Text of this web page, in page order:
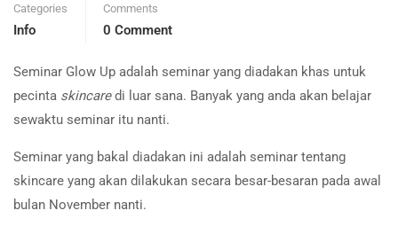
Categories
Info
Comments
0 Comment
Seminar Glow Up adalah seminar yang diadakan khas untuk
pecinta skincaredi luar sana. Banyak yang anda akan belajar
sewaktu seminar itu nanti.
Seminar yang bakal diadakan ini adalah seminar tentang
skincare yang akan dilakukan secara besar-besaran pada awal
bulan November nanti.